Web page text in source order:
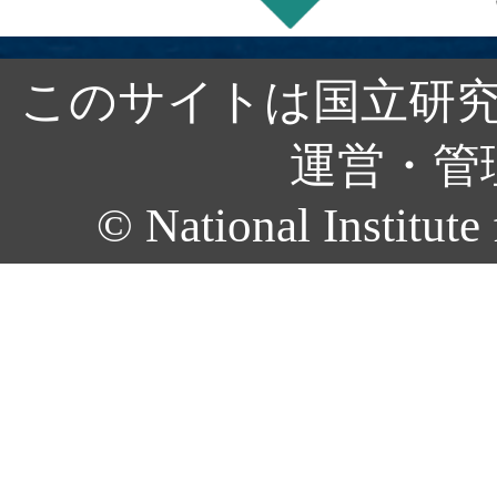
このサイトは国立研
運営・
© National Institute